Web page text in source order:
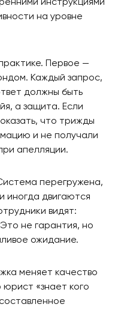
инструкциями
на уровне
Первое —
Каждый запрос,
должны быть
а защита. Если
что трижды
и не получали
апелляции.
перегружена,
иногда двигаются
видят:
не гарантия, но
ожидание.
меняет качество
«знает кого